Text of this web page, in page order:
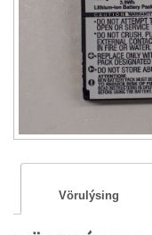
Vörulýsing